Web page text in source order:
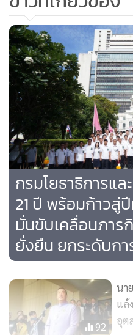
ลงทุน ต้องไม่กลัวที่จะเจอภาคเ
เจรจาทวิภาคีกับต่างชาติ ต้อง
เห็นบริษัทที่มีความพร้อมจะไป
ภาคภูมิใจในการออกไปพบปะ
ยุโรป ที่อเมริกา ทั่วทุกภูมิภาค เ
อะไรพูดให้หมดอธิบายให้เข้
ด้วยในระยะกลาง และในระ
ติดตามไปด้วยถือเป็นการออก
ประเทศไทยคือสถานที่ที่เขาค
นายกรัฐมนตรี กล่าวต่อว่า อง
ทำงานในเชิงรุกมากขึ้น โดย
ตลาดหลักทรัพย์แห่งประเทศ
ความแข็งแกร่งต้องเป็นศูนย์ก
เข้ามาลงทุนในประเทศไทยต้
สัญญาณว่าประเทศไทยมีความ
“เราไปในฐานะทีมไทยแลนด์
กรมโยธาธิการแ
21 ปี พร้อมก้าวสู่
มั่นขับเคลื่อนภา
ยั่งยืน ยกระดับก
92
นา
แล้
อุต